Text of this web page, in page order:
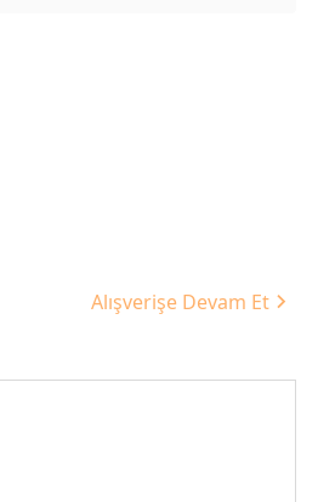
Alışverişe Devam Et